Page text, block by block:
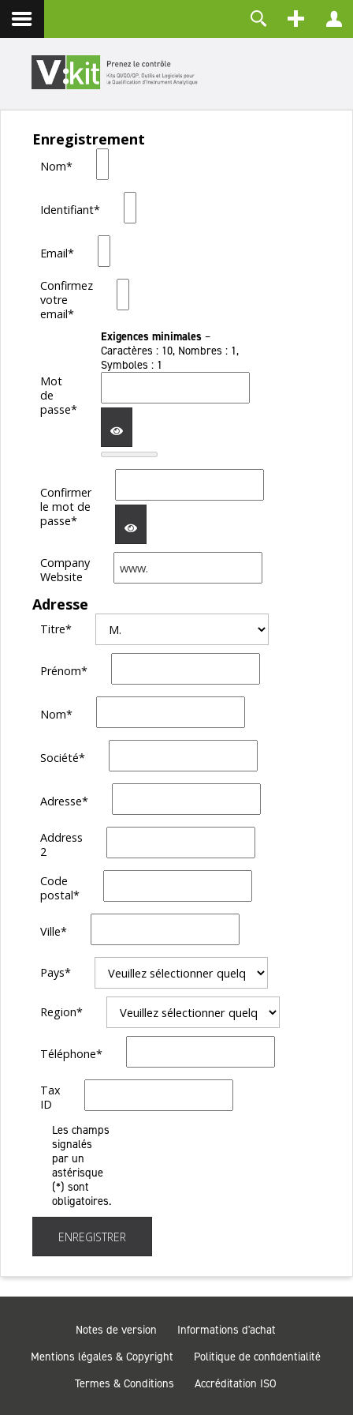
Contact
Mot de passe
Enregistrement
Nom*
Identifiant*
Email*
Confirmez
votre
email*
Mot
de
passe*
Exigences minimales –
Caractères : 10, Nombres : 1,
Symboles : 1
AFFICHER
LE
MOT
DE
PASSE
Confirmer
le mot de
passe*
AFFICHER
MOT
DE
PASSE
Company
Website
Adresse
Titre*
Prénom*
Nom*
Société*
Adresse*
Address
2
Code
postal*
Ville*
Pays*
Region*
Téléphone*
Tax
ID
Les champs
signalés
par un
astérisque
(*) sont
obligatoires.
ENREGISTRER
Notes de version
Informations d'achat
Mentions légales & Copyright
Politique de confidentialité
Termes & Conditions
Accréditation ISO